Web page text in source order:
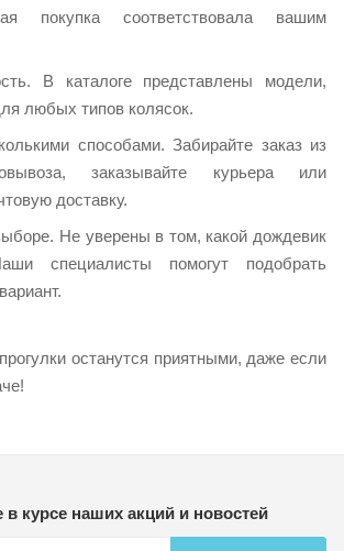
покупка соответствовала вашим
В каталоге представлены модели,
любых типов колясок.
способами. Забирайте заказ из
заказывайте курьера или
доставку.
Не уверены в том, какой дождевик
специалисты помогут подобрать
останутся приятными, даже если
в курсе наших акций и новостей